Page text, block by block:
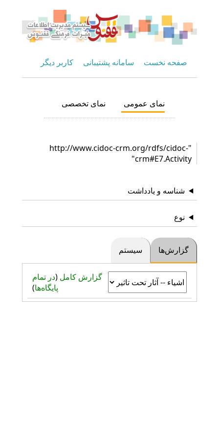
صفحه نخست سامانه پشتیبانی کاربر دیگر
نمای عمومی نمای تخصصی
"http://www.cidoc-crm.org/rdfs/cidoc-
crm#E7.Activity"
شناسه و یادداشت
نوع
گزارش‌ها سیستم
گزارش کامل (در تمام
پایگاه‌ها)